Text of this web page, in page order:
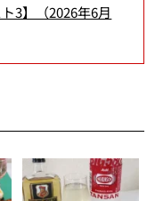
3】（2026年6月